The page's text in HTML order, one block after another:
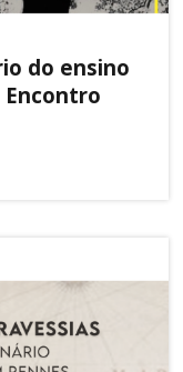
do ensino
Encontro